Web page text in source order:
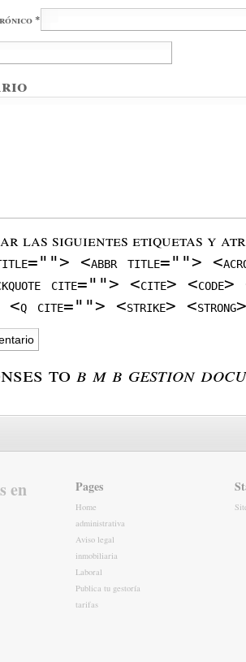
*
las siguientes etiquetas y
<abbr title="">
cite=""> <cite> <code>
<q cite=""> <strike> <strong>
to b m b gestion
en
Pages
Home
administrativa
Aviso legal
inmobiliaria
Laboral
Publica tu gestoría
tarifas